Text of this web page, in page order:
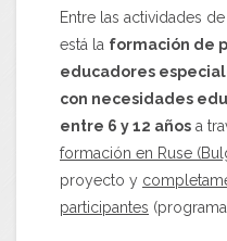
Entre las actividades
está la formación de
educadores
con necesidades
entre 6 y 12 años a
formación en Ruse
proyecto y
participantes